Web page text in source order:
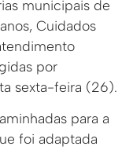
municipais de
Cuidados
por
sexta-feira (26).
para a
foi adaptada